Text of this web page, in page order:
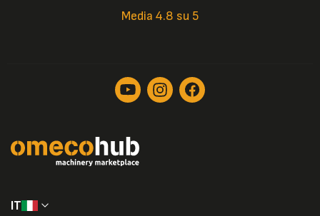
Media 4.8 su 5
IT